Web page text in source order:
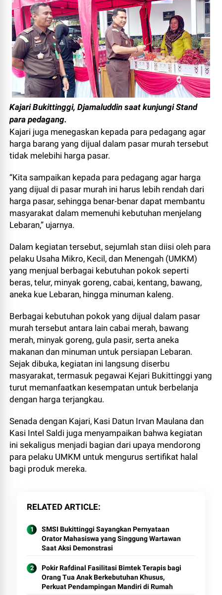
Kajari Bukittinggi, Djamaluddin saat kunjungi Stand
para pedagang.
Kajari juga menegaskan kepada para pedagang agar
harga barang yang dijual dalam pasar murah tersebut
tidak melebihi harga pasar.
“Kita sampaikan kepada para pedagang agar harga
yang dijual di pasar murah ini harus lebih rendah dari
harga pasar, sehingga benar-benar dapat membantu
masyarakat dalam memenuhi kebutuhan menjelang
Lebaran,” ujarnya.
Dalam kegiatan tersebut, sejumlah stan diisi oleh para
pelaku Usaha Mikro, Kecil, dan Menengah (UMKM)
yang menjual berbagai kebutuhan pokok seperti
beras, telur, minyak goreng, cabai, kentang, bawang,
aneka kue Lebaran, hingga minuman kaleng.
Berbagai kebutuhan pokok yang dijual dalam pasar
murah tersebut antara lain cabai merah, bawang
merah, minyak goreng, gula pasir, serta aneka
makanan dan minuman untuk persiapan Lebaran.
Sejak dibuka, kegiatan ini langsung diserbu
masyarakat, termasuk pegawai Kejari Bukittinggi yang
turut memanfaatkan kesempatan untuk berbelanja
dengan harga terjangkau.
Senada dengan Kajari, Kasi Datun Irvan Maulana dan
Kasi Intel Saldi juga menyampaikan bahwa kegiatan
ini sekaligus menjadi bagian dari upaya mendorong
para pelaku UMKM untuk mengurus sertifikat halal
bagi produk mereka.
RELATED ARTICLE
SMSI Bukittinggi Sayangkan Pernyataan
Orator Mahasiswa yang Singgung Wartawan
Saat Aksi Demonstrasi
Pokir Rafdinal Fasilitasi Bimtek Terapis bagi
Orang Tua Anak Berkebutuhan Khusus,
Perkuat Pendampingan Mandiri di Rumah